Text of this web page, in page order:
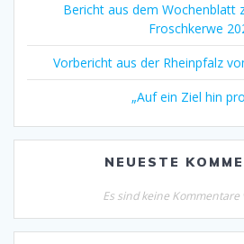
Bericht aus dem Wochenblatt
Froschkerwe
Vorbericht aus der Rheinpfalz
„Auf ein Ziel hin
NEUESTE
Es sind keine